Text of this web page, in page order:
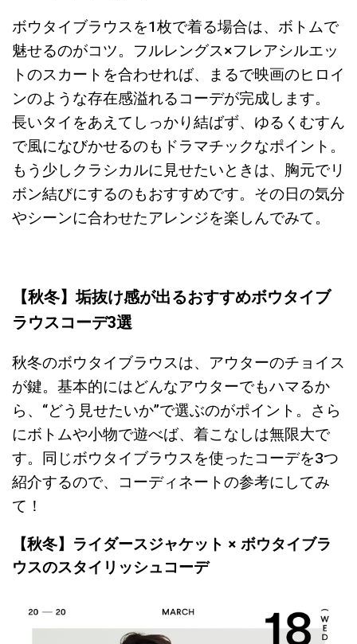
ボウタイブラウスを1枚で着る場合は、ボトムで
魅せるのがコツ。フルレングス×フレアシルエッ
トのスカートを合わせれば、まるで映画のヒロイ
ンのような存在感溢れるコーデが完成します。
長いタイをあえてしっかり結ばず、ゆるくむすん
で風になびかせるのもドラマチックなポイント。
もう少しクラシカルに見せたいときは、胸元でリ
ボン結びにするのもおすすめです。その日の気分
やシーンに合わせたアレンジを楽しんでみて。
【秋冬】垢抜け感が出るおすすめボウタイブ
ラウスコーデ3選
秋冬のボウタイブラウスは、アウターのチョイス
が鍵。基本的にはどんなアウターでもハマるか
ら、“どう見せたいか”で選ぶのがポイント。さら
にボトムや小物で遊べば、着こなしは無限大で
す。同じボウタイブラウスを使ったコーデを3つ
紹介するので、コーディネートの参考にしてみ
て！
【秋冬】ライダースジャケット × ボウタイブラ
ウスのスタイリッシュコーデ